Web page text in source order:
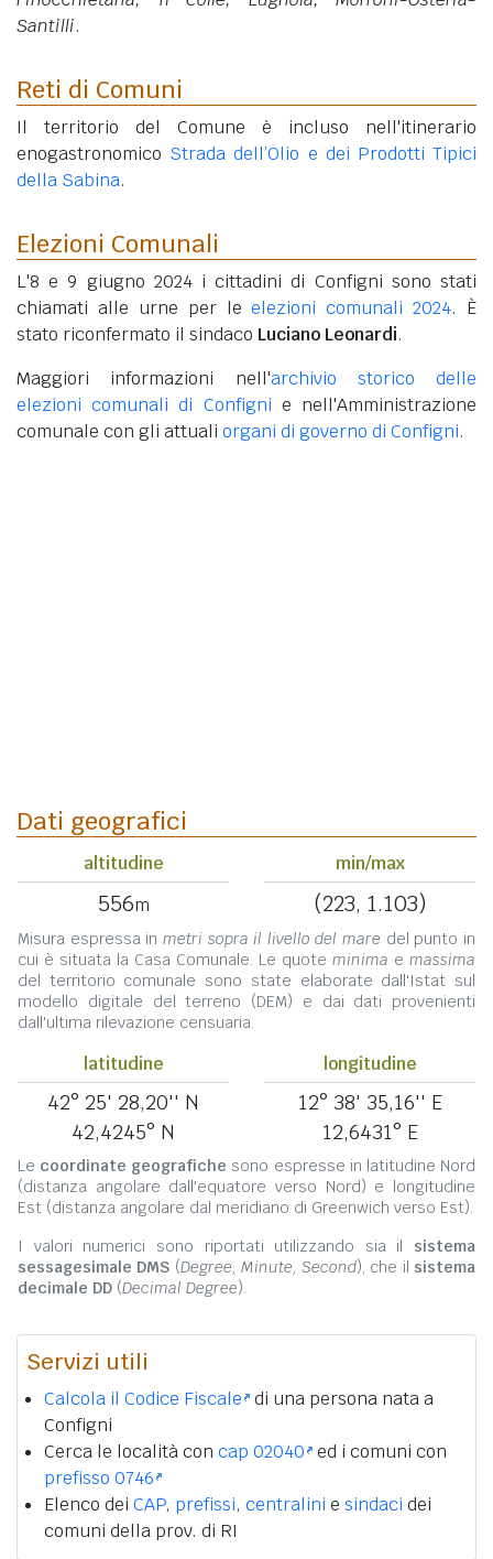
Santilli.
Reti di Comuni
Il territorio del Comune è incluso nell'itinerario
enogastronomico Strada dell’Olio e dei Prodotti Tipici
della Sabina.
Elezioni Comunali
L'8 e 9 giugno 2024 i cittadini di Configni sono stati
chiamati alle urne per leelezioni comunali 2024. È
stato riconfermato il sindaco Luciano Leonardi.
Maggiori informazioni nell'archivio storico delle
elezioni comunali di Configni e nell'Amministrazione
comunale con gli attuali organi di governo di Configni.
Dati geografici
altitudine
556m
min/max
(223, 1.103)
Misura espressa in metri sopra il livello del mare del punto in
cui è situata la Casa Comunale. Le quote minima e massima
del territorio comunale sono state elaborate dall'Istat sul
modello digitale del terreno (DEM) e dai dati provenienti
dall'ultima rilevazione censuaria.
latitudine
42° 25' 28,20'' N
42,4245° N
longitudine
12° 38' 35,16'' E
12,6431° E
Le coordinate geografiche sono espresse in latitudine Nord
(distanza angolare dall'equatore verso Nord) e longitudine
Est (distanza angolare dal meridiano di Greenwich verso Est).
I valori numerici sono riportati utilizzando sia il sistema
sessagesimale DMS (Degree, Minute, Second), che il sistema
decimale DD (Decimal Degree).
Servizi utili
Calcola il Codice Fiscale di una persona nata a
Configni
Cerca le località con cap 02040 ed i comuni con
prefisso 0746
Elenco dei CAP, prefissi, centralini e sindaci dei
comuni della prov. di RI